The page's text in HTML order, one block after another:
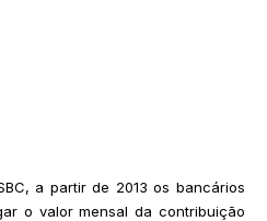
a partir de 2013 os bancários
o valor mensal da contribuição